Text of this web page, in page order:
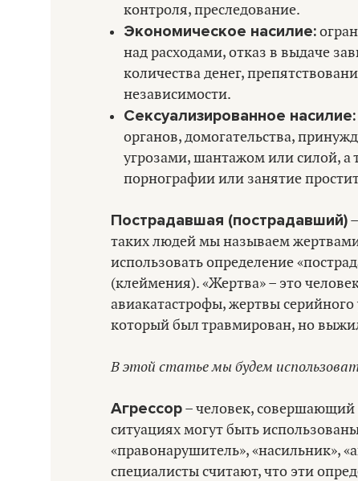
контроля, преследование.
Экономическое насилие:
над расходами, отказ в выдаче
количества денег,
независимости.
Сексуализированное насилие:
органов, домогательства,
угрозами, шантажом или силой, а
порнографии или занятие
Пострадавшая (пострадавший)
таких людей мы называем
использовать определение
(клеймения). «Жертва» – это
авиакатастрофы, жертвы
который был травмирован, но
В этой статье мы будем
Агрессор– человек, совершающий
ситуациях могут быть
«правонарушитель», «насильник»,
специалисты считают, что эти